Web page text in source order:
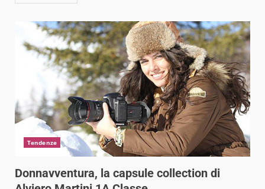
Tendenze
Donnavventura, la capsule collection di